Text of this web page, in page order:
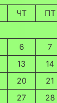
ЧТ ПТ
6 7
13 14
20 21
27 28